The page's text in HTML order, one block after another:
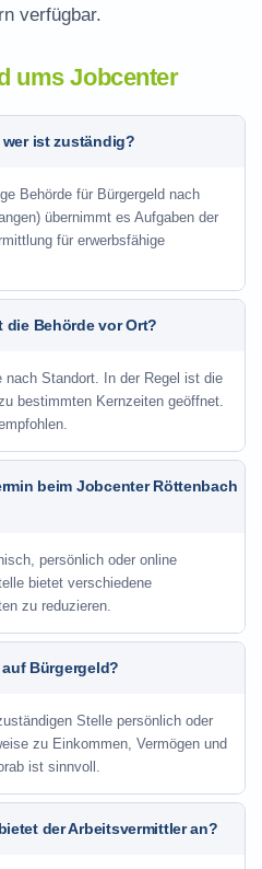
verfügbar.
ums Jobcenter
ist zuständig?
Behörde für Bürgergeld nach
übernimmt es Aufgaben der
für erwerbsfähige
die Behörde vor Ort?
nach Standort. In der Regel ist die
bestimmten Kernzeiten geöffnet.
beim Jobcenter Röttenbach
persönlich oder online
bietet verschiedene
zu reduzieren.
Bürgergeld?
Stelle persönlich oder
zu Einkommen, Vermögen und
ist sinnvoll.
der Arbeitsvermittler an?